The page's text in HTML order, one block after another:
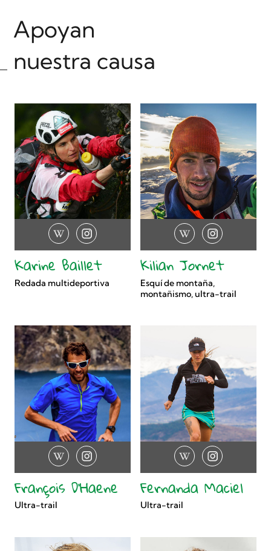
Apoyan
nuestra causa
Karine Baillet
Redada multideportiva
Kilian Jornet
Esquí de montaña,
montañismo, ultra-trail
François D'Haene
Ultra-trail
Fernanda Maciel
Ultra-trail